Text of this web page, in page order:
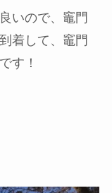
いので、竈門
着して、竈門
す！